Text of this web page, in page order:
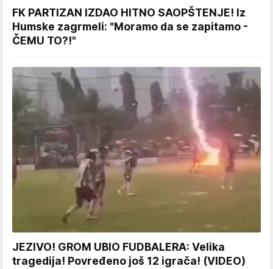
FK PARTIZAN IZDAO HITNO SAOPŠTENJE! Iz
Humske zagrmeli: "Moramo da se zapitamo -
ČEMU TO?!"
JEZIVO! GROM UBIO FUDBALERA: Velika
tragedija! Povređeno još 12 igrača! (VIDEO)